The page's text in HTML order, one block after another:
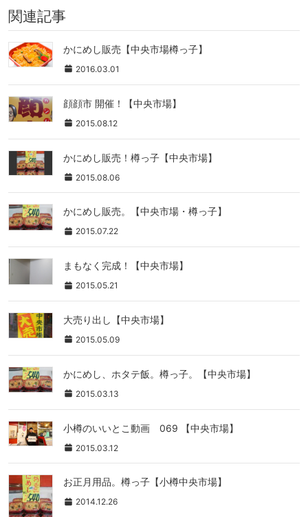
関連記事
かにめし販売【中央市場樽っ子】
2016.03.01
顔顔市 開催！【中央市場】
2015.08.12
かにめし販売！樽っ子【中央市場】
2015.08.06
かにめし販売。【中央市場・樽っ子】
2015.07.22
まもなく完成！【中央市場】
2015.05.21
大売り出し【中央市場】
2015.05.09
かにめし、ホタテ飯。樽っ子。【中央市場】
2015.03.13
小樽のいいとこ動画 069 【中央市場】
2015.03.12
お正月用品。樽っ子【小樽中央市場】
2014.12.26